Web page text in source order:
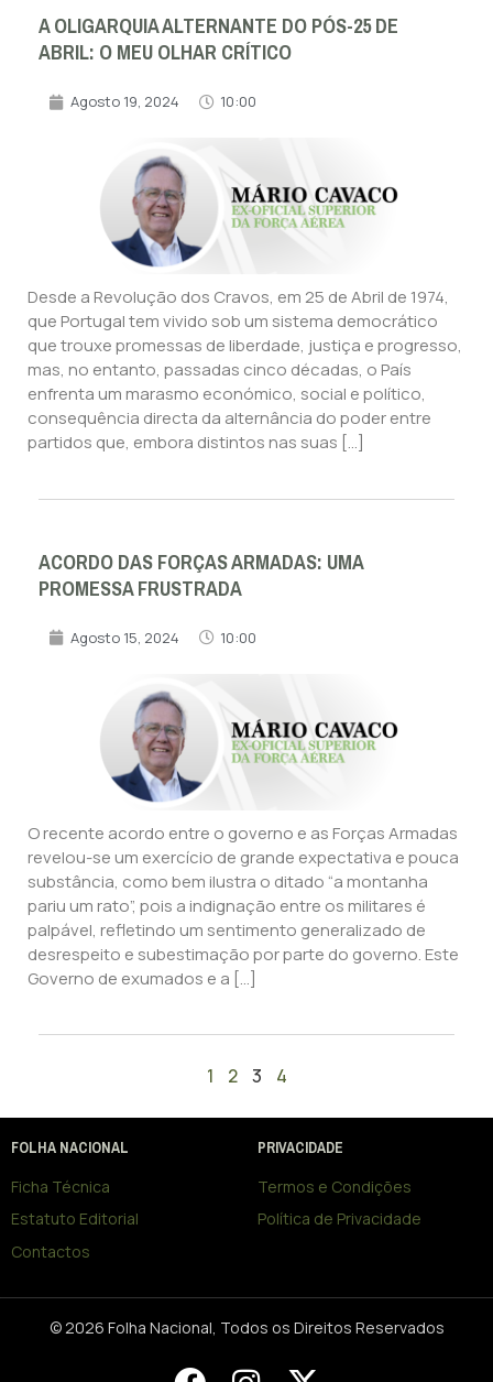
A OLIGARQUIA ALTERNANTE DO PÓS-25 DE
ABRIL: O MEU OLHAR CRÍTICO
Agosto 19, 2024 10:00
Desde a Revolução dos Cravos, em 25 de Abril de 1974,
que Portugal tem vivido sob um sistema democrático
que trouxe promessas de liberdade, justiça e progresso,
mas, no entanto, passadas cinco décadas, o País
enfrenta um marasmo económico, social e político,
consequência directa da alternância do poder entre
partidos que, embora distintos nas suas […]
ACORDO DAS FORÇAS ARMADAS: UMA
PROMESSA FRUSTRADA
Agosto 15, 2024 10:00
O recente acordo entre o governo e as Forças Armadas
revelou-se um exercício de grande expectativa e pouca
substância, como bem ilustra o ditado “a montanha
pariu um rato”, pois a indignação entre os militares é
palpável, refletindo um sentimento generalizado de
desrespeito e subestimação por parte do governo. Este
Governo de exumados e a […]
1 2 3 4
FOLHA NACIONAL
Ficha Técnica
Estatuto Editorial
Contactos
PRIVACIDADE
Termos e Condições
Política de Privacidade
© 2026 Folha Nacional, Todos os Direitos Reservados